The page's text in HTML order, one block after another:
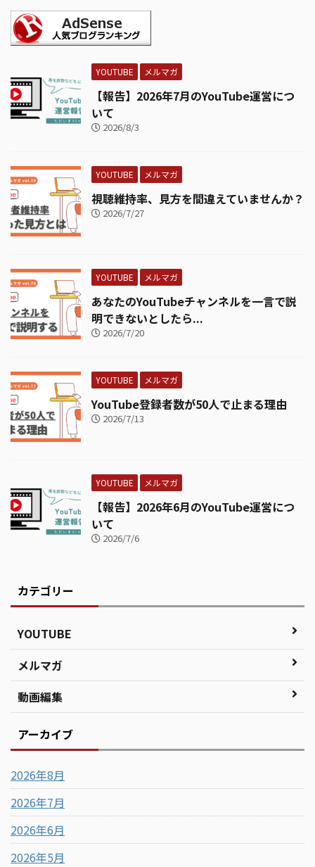
YOUTUBE メルマガ
【報告】2026年7月のYouTube運営につ
いて
2026/8/3
YOUTUBE メルマガ
視聴維持率、見方を間違えていませんか？
2026/7/27
YOUTUBE メルマガ
あなたのYouTubeチャンネルを一言で説
明できないとしたら...
2026/7/20
YOUTUBE メルマガ
YouTube登録者数が50人で止まる理由
2026/7/13
YOUTUBE メルマガ
【報告】2026年6月のYouTube運営につ
いて
2026/7/6
カテゴリー
YOUTUBE
メルマガ
動画編集
アーカイブ
2026年8月
2026年7月
2026年6月
2026年5月